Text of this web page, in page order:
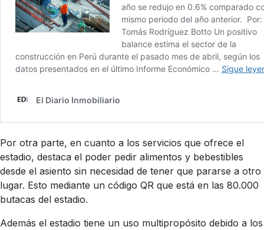
Por otra parte, en cuanto a los servicios que ofrece el
estadio, destaca el poder pedir alimentos y bebestibles
desde el asiento sin necesidad de tener que pararse a otro
lugar. Esto mediante un código QR que está en las 80.000
butacas del estadio.
Además el estadio tiene un uso multipropósito debido a los